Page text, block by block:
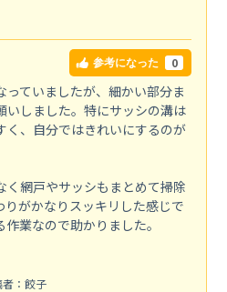
参考になった 0
っていましたが、細かい部分ま
いしました。特にサッシの溝は
く、自分ではきれいにするのが
く網戸やサッシもまとめて掃除
りがかなりスッキリした感じで
業なので助かりました。
：餃子